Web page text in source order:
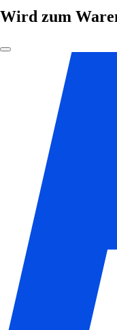
Wird zum